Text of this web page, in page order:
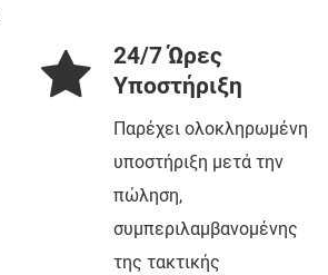
24/7 Ώρες
Υποστήριξη
Παρέχει ολοκληρωμένη
υποστήριξη μετά την
πώληση,
συμπεριλαμβανομένης
της τακτικής